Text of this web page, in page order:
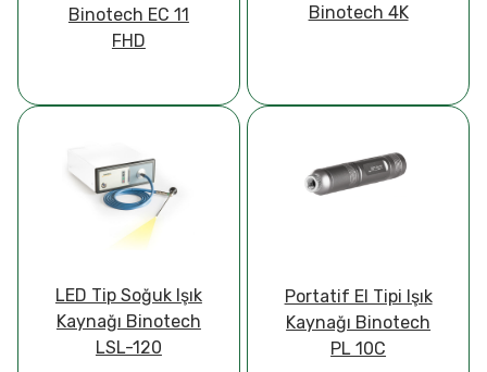
Binotech EC 11
FHD
Binotech 4K
LED Tip Soğuk Işık
Kaynağı Binotech
LSL-120
Portatif El Tipi Işık
Kaynağı Binotech
PL 10C